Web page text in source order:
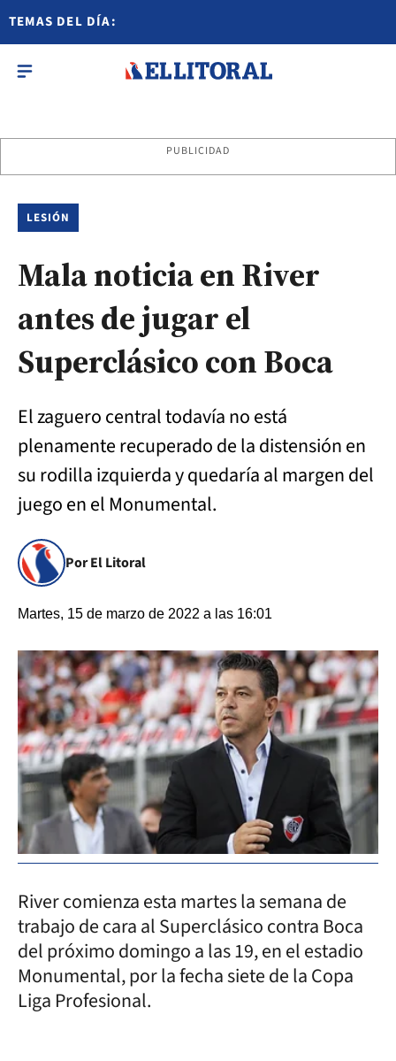
TEMAS DEL DÍA:
PUBLICIDAD
LESIÓN
Mala noticia en River
antes de jugar el
Superclásico con Boca
El zaguero central todavía no está
plenamente recuperado de la distensión en
su rodilla izquierda y quedaría al margen del
juego en el Monumental.
Por El Litoral
Martes, 15 de marzo de 2022 a las 16:01
River comienza esta martes la semana de
trabajo de cara al Superclásico contra Boca
del próximo domingo a las 19, en el estadio
Monumental, por la fecha siete de la Copa
Liga Profesional.